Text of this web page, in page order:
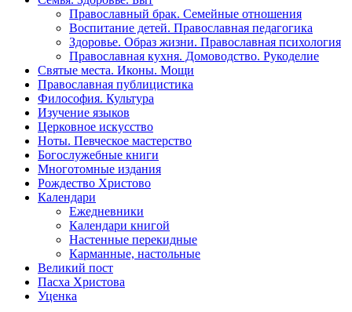
Православный брак. Семейные отношения
Воспитание детей. Православная педагогика
Здоровье. Образ жизни. Православная психология
Православная кухня. Домоводство. Рукоделие
Святые места. Иконы. Мощи
Православная публицистика
Философия. Культура
Изучение языков
Церковное искусство
Ноты. Певческое мастерство
Богослужебные книги
Многотомные издания
Рождество Христово
Календари
Ежедневники
Календари книгой
Настенные перекидные
Карманные, настольные
Великий пост
Пасха Христова
Уценка